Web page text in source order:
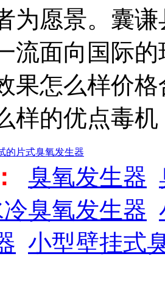
为愿景。囊
流面向国际
果怎么样价
样的优点毒机
的片式臭氧发生器
臭氧发生器
臭氧发生器
小型壁挂式